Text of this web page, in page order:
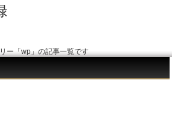
ー「wp」の記事一覧です